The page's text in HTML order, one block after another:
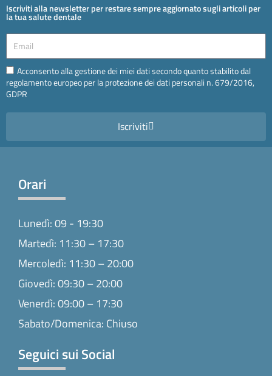
Iscriviti alla newsletter per restare sempre aggiornato sugli articoli per
la tua salute dentale
Email
Email
Acconsento alla gestione dei miei dati secondo quanto stabilito dal
regolamento europeo per la protezione dei dati personali n. 679/2016,
GDPR
Iscriviti
Orari
Lunedì: 09 - 19:30
Martedì: 11:30 – 17:30
Mercoledì: 11:30 – 20:00
Giovedì: 09:30 – 20:00
Venerdì: 09:00 – 17:30
Sabato/Domenica: Chiuso
Seguici sui Social